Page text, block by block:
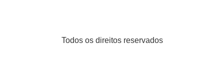
Todos os direitos reservados